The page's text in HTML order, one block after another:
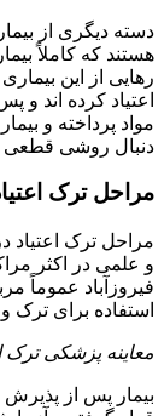
دسته دیگری از
هستند که کاملاً
رهایی از این
اعتیاد کرده اند
مواد پرداخته و
دنبال روشی قطعی
مراحل ترک
مراحل ترک اعتیاد
و علمی در اکثر
فیروزآباد
استفاده برای
معاینه پزشکی ترک
بیمار پس از